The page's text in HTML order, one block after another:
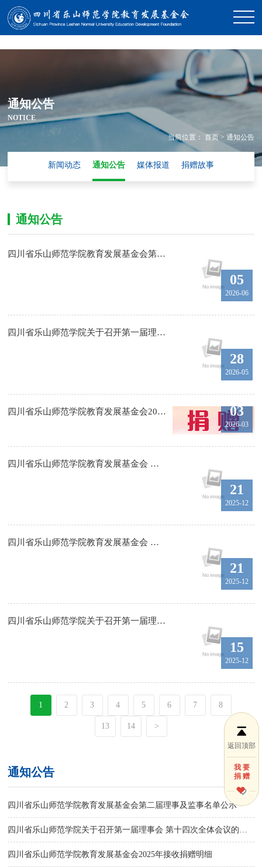
通知公告
NOTICE
当前位置： 首页> 通知公告
新闻动态 通知公告 媒体报道 捐赠故事
通知公告
05
2026-06
四川省乐山师范学院教育发展基金会第二届理事及监事名单公示
28
2026-05
四川省乐山师范学院关于召开第一届理事会 第十四次全体会议的通知
03
2026-03
四川省乐山师范学院教育发展基金会2025年接收捐赠明细
21
2025-12
四川省乐山师范学院教育发展基金会 第二届理事及监事名单公示
21
2025-12
四川省乐山师范学院教育发展基金会 理事会换届工作方案
15
2025-12
四川省乐山师范学院关于召开第一届理事会 第十三次全体会议的通知
1 2 3 4 5 6 7 8
13 14 >
通知公告 更多
四川省乐山师范学院教育发展基金会第二届理事及监事名单公示
四川省乐山师范学院教育发展基金会2025年接收捐赠明细
返回顶部
我 要
捐 赠